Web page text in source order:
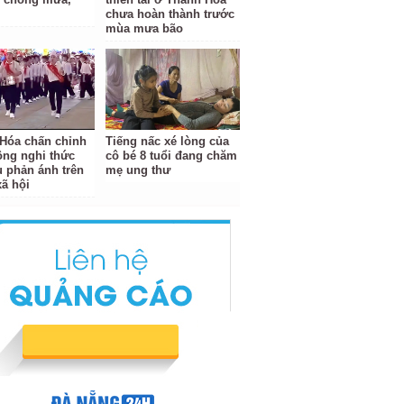
chưa hoàn thành trước
mùa mưa bão
chấn chỉnh
nghi thức
phản ánh trên
hội
Tiếng nấc xé lòng của
cô bé 8 tuổi đang chăm
mẹ ung thư